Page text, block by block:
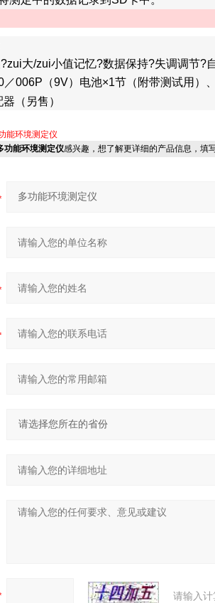
?zui大/zui小值记忆?数据保持?失调调节?
／006P（9V）电池×1节（附带测试用）
（另售）
能环境测定仪
功能环境测定仪感兴趣，想了解更详细的产品信息，填
请输入